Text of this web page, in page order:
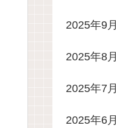
2025年9月
2025年8月
2025年7月
2025年6月